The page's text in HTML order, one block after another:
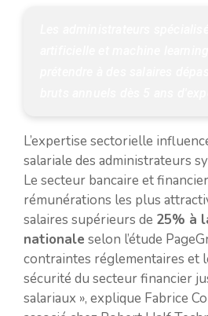
L’expertise sectorielle
salariale des administrateurs
Le secteur bancaire et
rémunérations les plus
salaires supérieurs de 25% à
nationale selon l’étude
contraintes réglementaires et
sécurité du secteur financier
salariaux », explique Fabrice